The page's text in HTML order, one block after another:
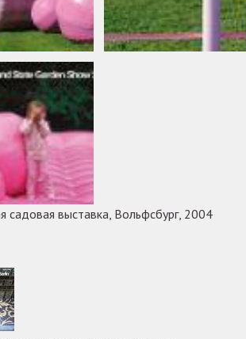
садовая выставка, Вольфсбург, 2004